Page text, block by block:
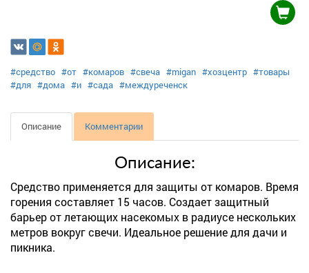
#средство #от #комаров #свеча #migan #хозцентр #товары
#для #дома #и #сада #междуреченск
Описание Комментарии
Описание:
Средство применяется для защиты от комаров. Время
горения составляет 15 часов. Создает защитный
барьер от летающих насекомых в радиусе нескольких
метров вокруг свечи. Идеальное решение для дачи и
пикника.